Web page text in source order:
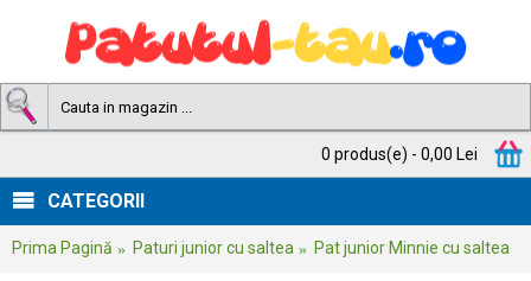
0 produs(e) - 0,00 Lei
CATEGORII
Prima Pagină Paturi junior cu saltea Pat junior Minnie cu saltea